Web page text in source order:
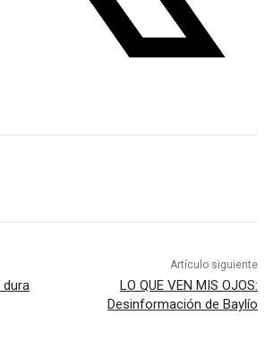
dura
Artículo siguiente
LO QUE VEN MIS OJOS:
Desinformación de Baylío